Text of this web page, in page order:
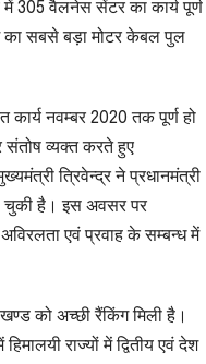
305 वैलनेस सेंटर का कार्य पूर्ण
का सबसे बड़ा मोटर केबल पुल
नवम्बर 2020 तक पूर्ण हो
संतोष व्यक्त करते हुए
त्रिवेन्द्र ने प्रधानमंत्री
चुकी है। इस अवसर पर
एवं प्रवाह के सम्बन्ध में
को अच्छी रैंकिंग मिली है।
राज्यों में द्वितीय एवं देश